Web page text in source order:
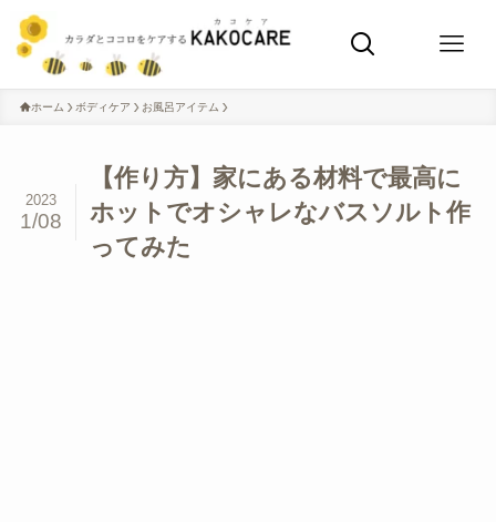
ホーム ボディケア お風呂アイテム
【作り方】家にある材料で最高に
ホットでオシャレなバスソルト作
ってみた
2023
1/08